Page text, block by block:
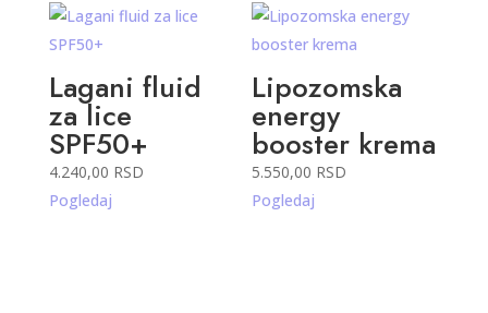
Lagani fluid
za lice
SPF50+
4.240,00 RSD
Pogledaj
Lipozomska
energy
booster krema
5.550,00 RSD
Pogledaj